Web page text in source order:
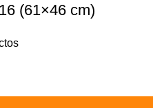
(61×46 cm)